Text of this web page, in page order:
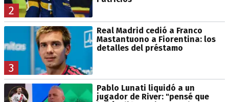
2
3
Real Madrid cedió a Franco
Mastantuono a Fiorentina: los
detalles del préstamo
Pablo Lunati liquidó a un
jugador de River: "pensé que